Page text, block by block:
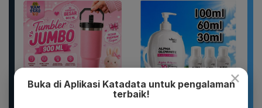
×
Buka di Aplikasi Katadata untuk pengalaman
terbaik!